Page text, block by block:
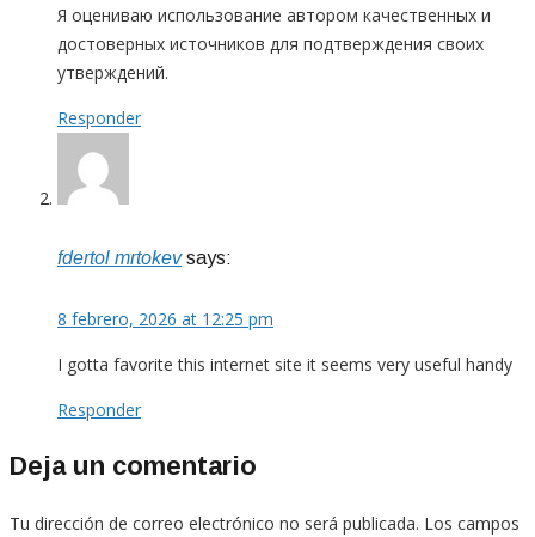
Я оцениваю использование автором качественных и
достоверных источников для подтверждения своих
утверждений.
Responder
fdertol mrtokev says:
8 febrero, 2026 at 12:25 pm
I gotta favorite this internet site it seems very useful handy
Responder
Deja un comentario
Tu dirección de correo electrónico no será publicada. Los campos